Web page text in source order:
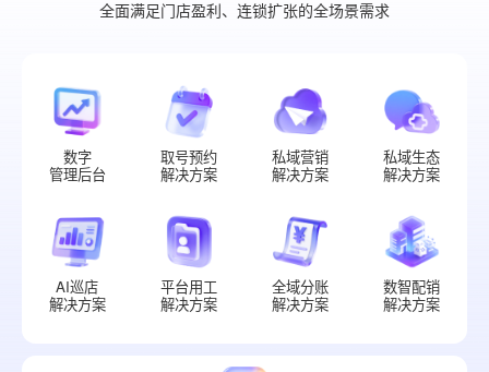
全面满足门店盈利、连锁扩张的全场景需求
数字
管理后台
取号预约
解决方案
私域营销
解决方案
私域生态
解决方案
AI巡店
解决方案
平台用工
解决方案
全域分账
解决方案
数智配销
解决方案